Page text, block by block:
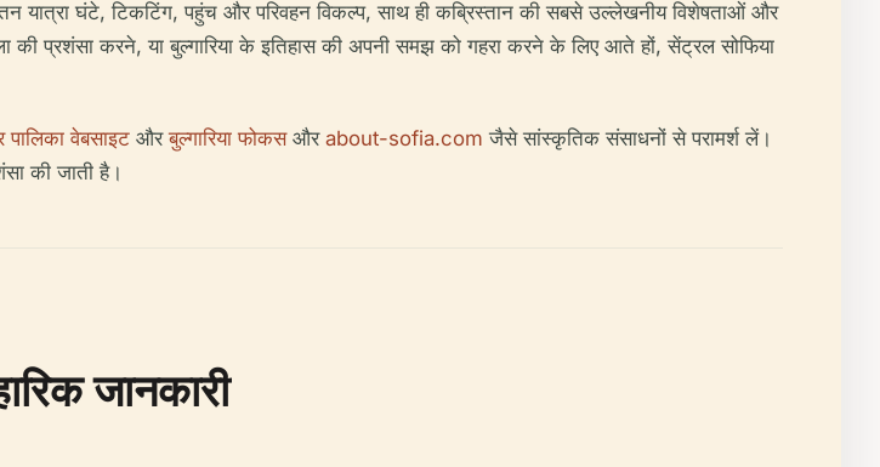
यात्रा घंटे, टिकटिंग, पहुंच और परिवहन विकल्प, साथ ही कब्रिस्तान की सबसे उल्लेखनीय विशेषताओं और
प्रशंसा करने, या बुल्गारिया के इतिहास की अपनी समझ को गहरा करने के लिए आते हों, सेंट्रल सोफिया
पालिका वेबसाइट औरबुल्गारिया फोकसऔर about-sofia.com जैसे सांस्कृतिक संसाधनों से परामर्श लें।
की जाती है।
जानकारी